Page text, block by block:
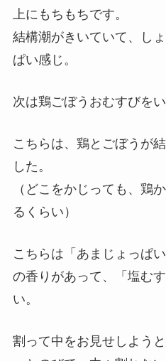
上にもちもちです。
結構潮がきいていて、し
ぱい感じ。
次は鶏ごぼうおむすびをい
こちらは、鶏とごぼうが
した。
（どこをかじっても、鶏
るくらい）
こちらは「あまじょっぱ
の香りがあって、「塩む
い。
割って中をお見せしよう